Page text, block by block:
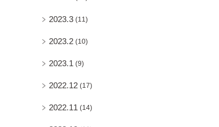
2023.3 (11)
2023.2 (10)
2023.1 (9)
2022.12 (17)
2022.11 (14)